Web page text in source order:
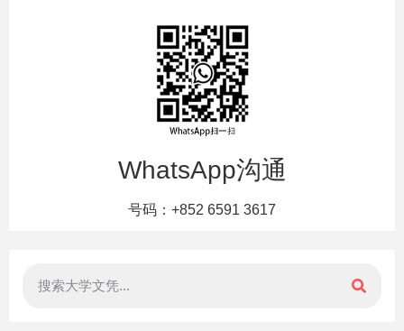
WhatsApp沟通
号码：+852 6591 3617